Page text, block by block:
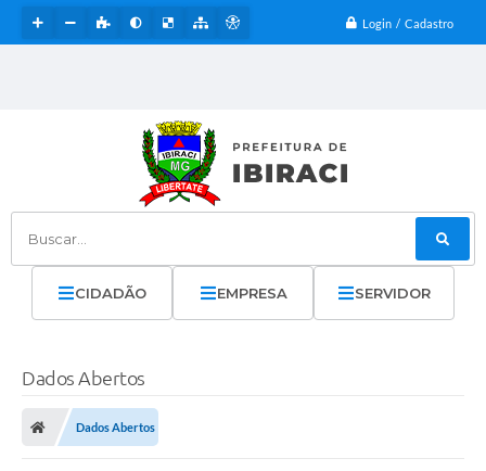
Login / Cadastro
Buscar...
CIDADÃO EMPRESA SERVIDOR
Dados Abertos
Dados Abertos